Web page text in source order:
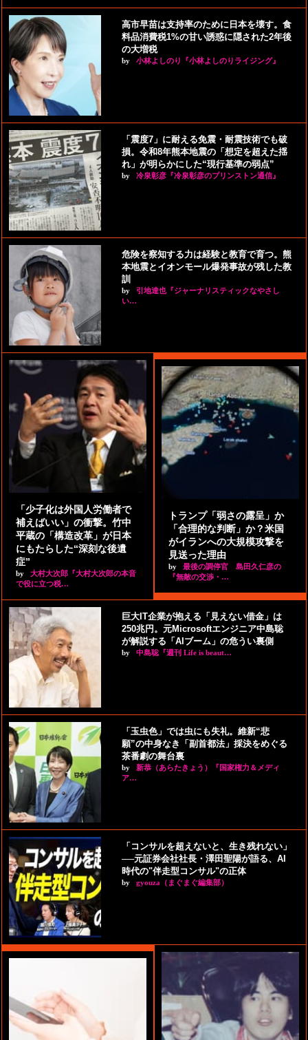
高市早苗は支持率のために日本を壊す。食
料品消費税1%の甘い誘惑に隠された2年後
の大増税
by 小林よしのり『小林よしのりライジング』
「震度7」に耐える免震・耐震技術でも破
損。令和8年熊本地震の「想定を超えた揺
れ」が明らかにした“現行基準の弱点”
by 冷泉彰彦『冷泉彰彦のプリンストン通信』
危険を察知する力は経験と教育で育つ。熊
本地震とイオンモール爆発事故が残した教
訓
by
引地達也『ジャーナリスティックなやさし
い…
「少子化は外国人労働者で
補えばいい」の衝撃。竹中
平蔵の「構造改革」が日本
にもたらした“深刻な後遺
症”
by
大村大次郎『大村大次郎の本音
で役に立つ税…
トランプ「弱さの露呈」か
「合理的な判断」か？米国
がイランへの大規模攻撃を
見送った理由
by
最後の調停官 島田久仁彦の
『無敵の交渉・…
巨大IT企業が抱える「見えない借金」は
250兆円。元Microsoftエンジニア中島聡
が解説する「AIブーム」の危うい裏側
by 中島聡『週刊 Life is beaut…
「玉虫色」では虫にも失礼。維新“悲
願”の中身なき「副首都法」採決をめぐる
茶番劇の舞台裏
by
新恭（あらたきょう）『国家権力＆メディ
ア…
「コンサルを超えないと、生き残れない」
──元証券会社社長・澤田聖陽が語る、AI
時代の"伴走型コンサル"の正体
by gyouza（まぐまぐ編集部）